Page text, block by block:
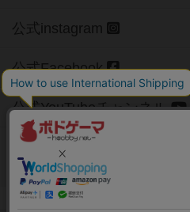
公式instagram
公式Facebook
公式YouTubeチャンネル